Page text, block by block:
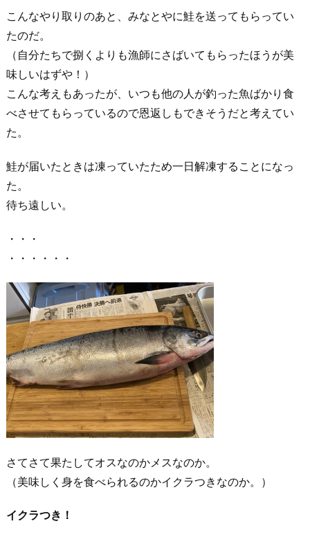
こんなやり取りのあと、みなとやに鮭を送ってもらってい
たのだ。
（自分たちで捌くよりも漁師にさばいてもらったほうが美
味しいはずや！）
こんな考えもあったが、いつも他の人が釣った魚ばかり食
べさせてもらっているので恩返しもできそうだと考えてい
た。
鮭が届いたときは凍っていたため一日解凍することになっ
た。
待ち遠しい。
・・・
・・・・・・
さてさて果たしてオスなのかメスなのか。
（美味しく身を食べられるのかイクラつきなのか。）
イクラつき！